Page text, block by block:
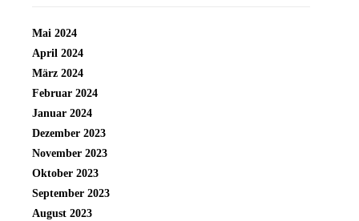
Mai 2024
April 2024
März 2024
Februar 2024
Januar 2024
Dezember 2023
November 2023
Oktober 2023
September 2023
August 2023